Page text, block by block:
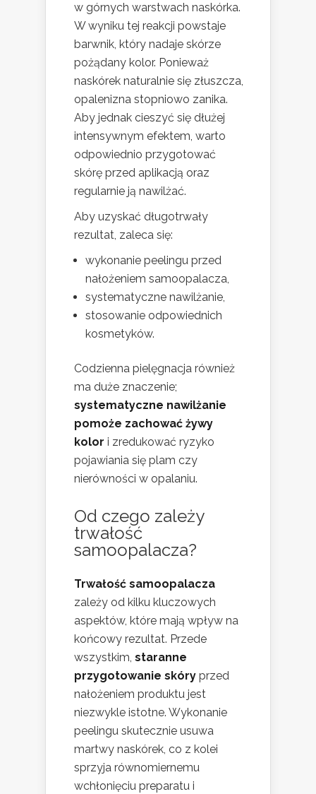
w górnych warstwach naskórka.
W wyniku tej reakcji powstaje
barwnik, który nadaje skórze
pożądany kolor. Ponieważ
naskórek naturalnie się złuszcza,
opalenizna stopniowo zanika.
Aby jednak cieszyć się dłużej
intensywnym efektem, warto
odpowiednio przygotować
skórę przed aplikacją oraz
regularnie ją nawilżać.
Aby uzyskać długotrwały
rezultat, zaleca się:
wykonanie peelingu przed
nałożeniem samoopalacza,
systematyczne nawilżanie,
stosowanie odpowiednich
kosmetyków.
Codzienna pielęgnacja również
ma duże znaczenie;
systematyczne nawilżanie
pomoże zachować żywy
kolor i zredukować ryzyko
pojawiania się plam czy
nierówności w opalaniu.
Od czego zależy
trwałość
samoopalacza?
Trwałość samoopalacza
zależy od kilku kluczowych
aspektów, które mają wpływ na
końcowy rezultat. Przede
wszystkim, staranne
przygotowanie skóry przed
nałożeniem produktu jest
niezwykle istotne. Wykonanie
peelingu skutecznie usuwa
martwy naskórek, co z kolei
sprzyja równomiernemu
wchłonięciu preparatu i